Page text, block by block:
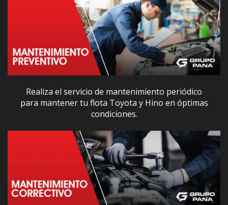
Realiza el servicio de mantenimiento periódico
para mantener tu flota Toyota y Hino en óptimas
condiciones.